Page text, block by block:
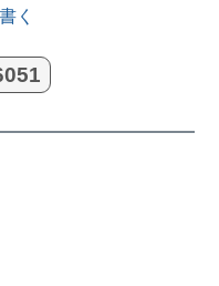
非公開
とほんと美味しい
残念です。
たらいいのにな〜
く